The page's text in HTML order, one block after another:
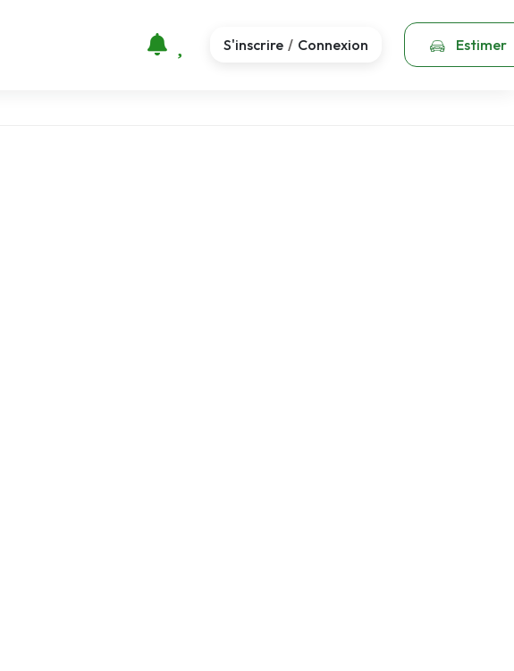
S'inscrire Connexion Estimer